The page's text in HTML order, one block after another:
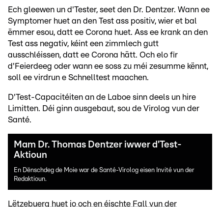
Ech gleewen un d'Tester, seet den Dr. Dentzer. Wann ee
Symptomer huet an den Test ass positiv, wier et bal
ëmmer esou, datt ee Corona huet. Ass ee krank an den
Test ass negativ, kéint een zimmlech gutt
ausschléissen, datt ee Corona hätt. Och elo fir
d'Feierdeeg oder wann ee soss zu méi zesumme kënnt,
soll ee virdrun e Schnelltest maachen.
D'Test-Capacitéiten an de Laboe sinn deels un hire
Limitten. Déi ginn ausgebaut, sou de Virolog vun der
Santé.
Mam Dr. Thomas Dentzer iwwer d'Test-
Aktioun
En Dënschdeg de Moie war de Santé-Virolog eisen Invité vun der
Redaktioun.
Lëtzebuerg huet jo och en éischte Fall vun der